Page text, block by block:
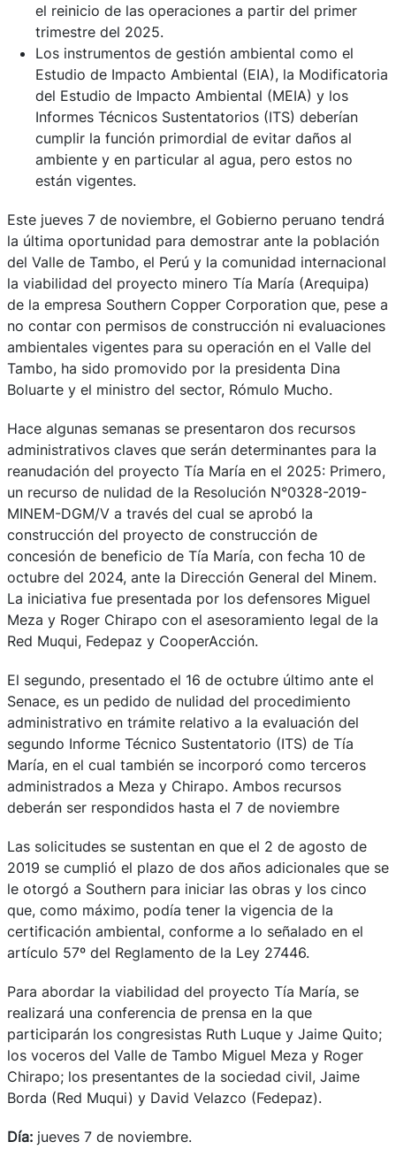
el reinicio de las operaciones a partir del primer
trimestre del 2025.
Los instrumentos de gestión ambiental como el
Estudio de Impacto Ambiental (EIA), la Modificatoria
del Estudio de Impacto Ambiental (MEIA) y los
Informes Técnicos Sustentatorios (ITS) deberían
cumplir la función primordial de evitar daños al
ambiente y en particular al agua, pero estos no
están vigentes.
Este jueves 7 de noviembre, el Gobierno peruano tendrá
la última oportunidad para demostrar ante la población
del Valle de Tambo, el Perú y la comunidad internacional
la viabilidad del proyecto minero Tía María (Arequipa)
de la empresa Southern Copper Corporation que, pese a
no contar con permisos de construcción ni evaluaciones
ambientales vigentes para su operación en el Valle del
Tambo, ha sido promovido por la presidenta Dina
Boluarte y el ministro del sector, Rómulo Mucho.
Hace algunas semanas se presentaron dos recursos
administrativos claves que serán determinantes para la
reanudación del proyecto Tía María en el 2025: Primero,
un recurso de nulidad de la Resolución N°0328-2019-
MINEM-DGM/V a través del cual se aprobó la
construcción del proyecto de construcción de
concesión de beneficio de Tía María, con fecha 10 de
octubre del 2024, ante la Dirección General del Minem.
La iniciativa fue presentada por los defensores Miguel
Meza y Roger Chirapo con el asesoramiento legal de la
Red Muqui, Fedepaz y CooperAcción.
El segundo, presentado el 16 de octubre último ante el
Senace, es un pedido de nulidad del procedimiento
administrativo en trámite relativo a la evaluación del
segundo Informe Técnico Sustentatorio (ITS) de Tía
María, en el cual también se incorporó como terceros
administrados a Meza y Chirapo. Ambos recursos
deberán ser respondidos hasta el 7 de noviembre
Las solicitudes se sustentan en que el 2 de agosto de
2019 se cumplió el plazo de dos años adicionales que se
le otorgó a Southern para iniciar las obras y los cinco
que, como máximo, podía tener la vigencia de la
certificación ambiental, conforme a lo señalado en el
artículo 57º del Reglamento de la Ley 27446.
Para abordar la viabilidad del proyecto Tía María, se
realizará una conferencia de prensa en la que
participarán los congresistas Ruth Luque y Jaime Quito;
los voceros del Valle de Tambo Miguel Meza y Roger
Chirapo; los presentantes de la sociedad civil, Jaime
Borda (Red Muqui) y David Velazco (Fedepaz).
Día: jueves 7 de noviembre.